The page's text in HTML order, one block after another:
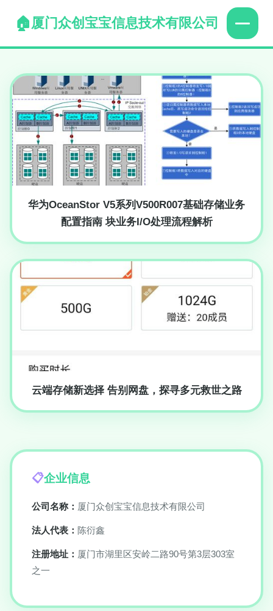
厦门众创宝宝信息技术有限公司
华为OceanStor V5系列V500R007基础存储业务
配置指南 块业务I/O处理流程解析
云端存储新选择 告别网盘，探寻多元救世之路
企业信息
公司名称： 厦门众创宝宝信息技术有限公司
法人代表： 陈衍鑫
注册地址： 厦门市湖里区安岭二路90号第3层303室
之一